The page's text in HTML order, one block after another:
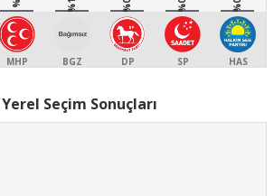
MHP BGZ DP SP HAS
Seçim Sonuçları